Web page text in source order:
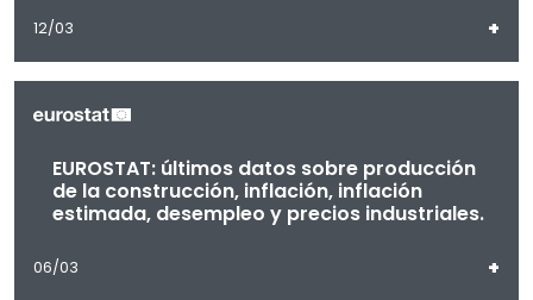
12/03 +
EUROSTAT: últimos datos sobre producción
de la construcción, inflación, inflación
estimada, desempleo y precios industriales.
06/03 +